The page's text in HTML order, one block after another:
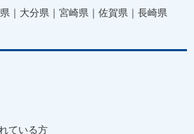
大分県 宮崎県 佐賀県
長崎県
ている方